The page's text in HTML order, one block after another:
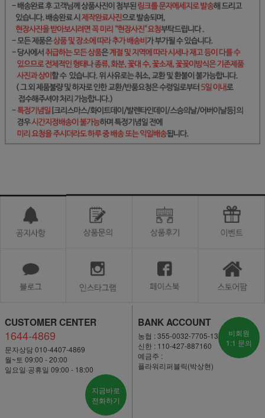
CUSTOMER CENTER
1644-4869
문자상담 010-4407-4869
월~토 09:00 - 20:00
일요일·공휴일 09:00 - 18:00
지금바로
전화하기
BANK ACCOUNT
농협 : 355-0032-7705-13
신한 : 110-427-887160
예금주 :
플라워리퍼블릭(박상현)
비회원
1:1 문의